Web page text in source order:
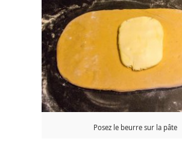
Posez le beurre sur la pâte